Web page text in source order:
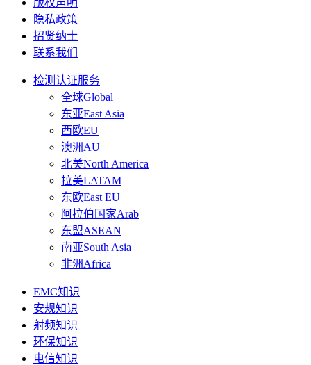
隐私政策
招贤纳士
联系我们
检测认证服务
全球Global
东亚East Asia
西欧EU
澳洲AU
北美North America
拉美LATAM
东欧East EU
阿拉伯国家Arab
东盟ASEAN
南亚South Asia
非洲Africa
EMC知识
安规知识
射频知识
环保知识
电信知识